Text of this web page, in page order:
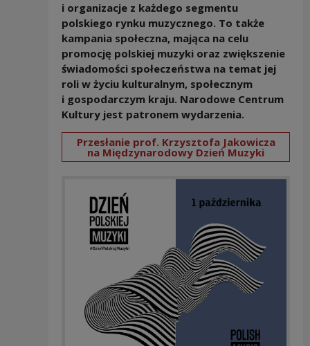
i organizacje z każdego segmentu
polskiego rynku muzycznego. To także
kampania społeczna, mająca na celu
promocję polskiej muzyki oraz zwiększenie
świadomości społeczeństwa na temat jej
roli w życiu kulturalnym, społecznym
i gospodarczym kraju. Narodowe Centrum
Kultury jest patronem wydarzenia.
Przesłanie prof. Krzysztofa Jakowicza
na Międzynarodowy Dzień Muzyki